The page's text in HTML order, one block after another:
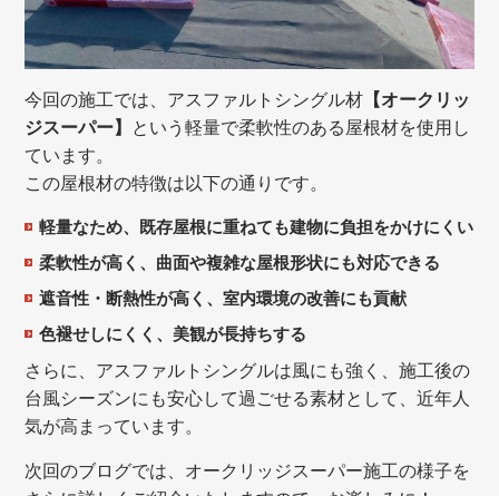
今回の施工では、アスファルトシングル材 【オークリッ
ジスーパー】 という軽量で柔軟性のある屋根材を使用し
ています。
この屋根材の特徴は以下の通りです。
軽量なため、既存屋根に重ねても建物に負担をかけにくい
柔軟性が高く、曲面や複雑な屋根形状にも対応できる
遮音性・断熱性が高く、室内環境の改善にも貢献
色褪せしにくく、美観が長持ちする
さらに、アスファルトシングルは風にも強く、施工後の
台風シーズンにも安心して過ごせる素材として、近年人
気が高まっています。
次回のブログでは、オークリッジスーパー施工の様子を